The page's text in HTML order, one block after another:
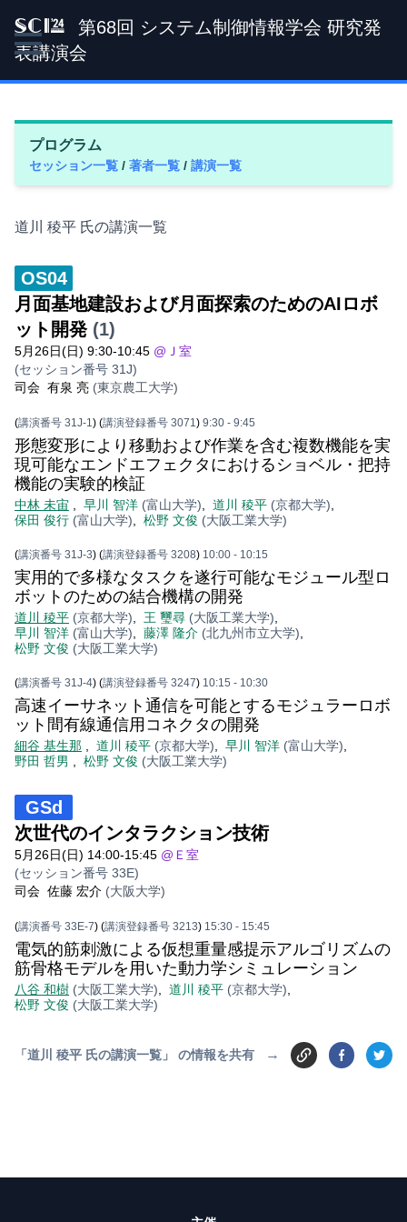
SCI '24
第68回 システム制御情報学会 研究発
表講演会
プログラム
セッション一覧 / 著者一覧 / 講演一覧
道川 稜平 氏の講演一覧
OS04
月面基地建設および月面探索のためのAIロボ
ット開発 (1)
5月26日(日) 9:30-10:45 @Ｊ室
(セッション番号 31J)
司会 有泉 亮 (東京農工大学)
(講演番号 31J-1) (講演登録番号 3071) 9:30 - 9:45
形態変形により移動および作業を含む複数機能を実
現可能なエンドエフェクタにおけるショベル・把持
機能の実験的検証
中林 未宙 早川 智洋 (富山大学) 道川 稜平 (京都大学)
保田 俊行 (富山大学) 松野 文俊 (大阪工業大学)
(講演番号 31J-3) (講演登録番号 3208) 10:00 - 10:15
実用的で多様なタスクを遂行可能なモジュール型ロ
ボットのための結合機構の開発
道川 稜平 (京都大学) 王 璽尋 (大阪工業大学)
早川 智洋 (富山大学) 藤澤 隆介 (北九州市立大学)
松野 文俊 (大阪工業大学)
(講演番号 31J-4) (講演登録番号 3247) 10:15 - 10:30
高速イーサネット通信を可能とするモジュラーロボ
ット間有線通信用コネクタの開発
細谷 基生那 道川 稜平 (京都大学) 早川 智洋 (富山大学)
野田 哲男
松野 文俊 (大阪工業大学)
GSd
次世代のインタラクション技術
5月26日(日) 14:00-15:45 @Ｅ室
(セッション番号 33E)
司会 佐藤 宏介 (大阪大学)
(講演番号 33E-7) (講演登録番号 3213) 15:30 - 15:45
電気的筋刺激による仮想重量感提示アルゴリズムの
筋骨格モデルを用いた動力学シミュレーション
八谷 和樹 (大阪工業大学) 道川 稜平 (京都大学)
松野 文俊 (大阪工業大学)
「道川 稜平 氏の講演一覧」 の情報を共有 →